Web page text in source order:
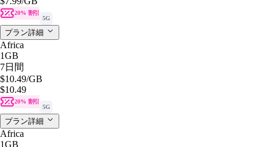
20% 割引
5G
プラン詳細
Africa
1GB
7日間
$10.49/GB
$10.49
20% 割引
5G
プラン詳細
Africa
1GB